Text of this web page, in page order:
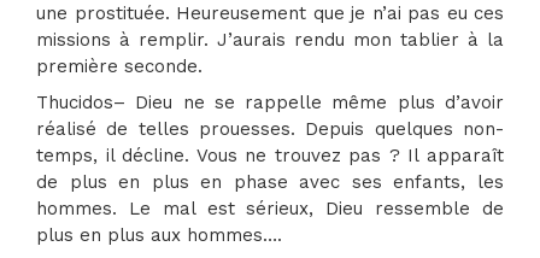
une prostituée. Heureusement que je n’ai pas eu ces
missions à remplir. J’aurais rendu mon tablier à la
première seconde.
Thucidos– Dieu ne se rappelle même plus d’avoir
réalisé de telles prouesses. Depuis quelques non-
temps, il décline. Vous ne trouvez pas ? Il apparaît
de plus en plus en phase avec ses enfants, les
hommes. Le mal est sérieux, Dieu ressemble de
plus en plus aux hommes….